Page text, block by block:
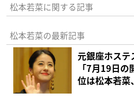
松本若菜に関する記事
松本若菜の最新記事
元銀座ホステ
「7月19日
位は松本若菜